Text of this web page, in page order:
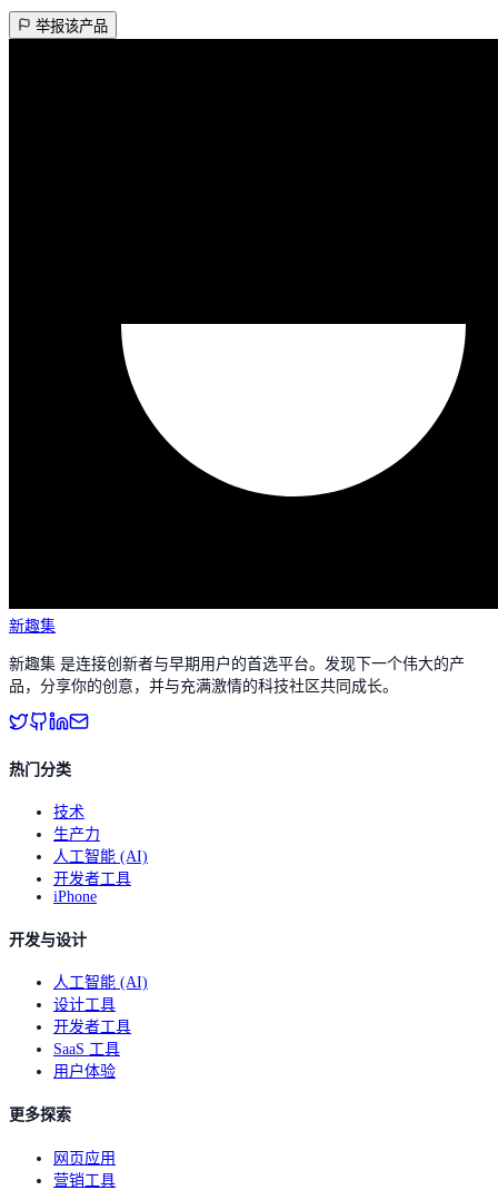
举报该产品
新趣集
新趣集 是连接创新者与早期用户的首选平台。发现下一个伟大的产
品，分享你的创意，并与充满激情的科技社区共同成长。
热门分类
技术
生产力
人工智能 (AI)
开发者工具
iPhone
开发与设计
人工智能 (AI)
设计工具
开发者工具
SaaS 工具
用户体验
更多探索
网页应用
营销工具